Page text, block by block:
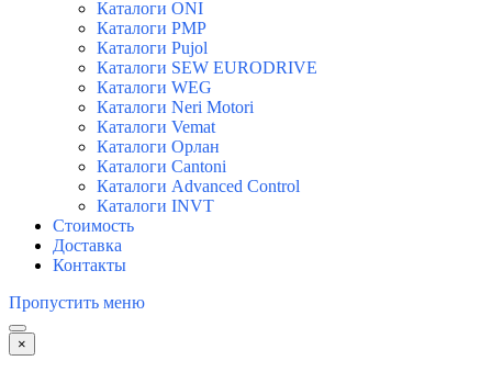
Каталоги ONI
Каталоги PMP
Каталоги Pujol
Каталоги SEW EURODRIVE
Каталоги WEG
Каталоги Neri Motori
Каталоги Vemat
Каталоги Орлан
Каталоги Cantoni
Каталоги Advanced Control
Каталоги INVT
Стоимость
Доставка
Контакты
Пропустить меню
×